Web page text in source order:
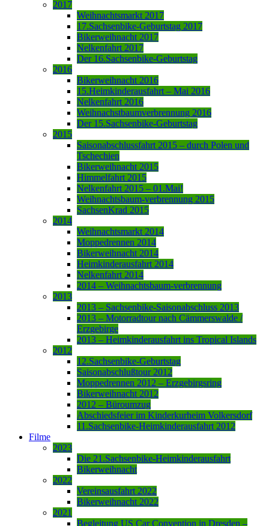
2017
Weihnachtsmarkt 2017
17.Sachsenbike-Geburtstag 2017
Bikerweihnacht 2017
Nelkenfahrt 2017
Der 16.Sachsenbike-Geburtstag
2016
Bikerweihnacht 2016
15.Heimkinderausfahrt – Mai 2016
Nelkenfahrt 2016
Weihnachstbaumverbrennung 2016
Der 15.Sachsenbike-Geburtstag
2015
Saisonabschlussfahrt 2015 – durch Polen und
Tschechien
Bikerweihnacht 2015
Himmelfahrt 2015
Nelkenfahrt 2015 – 01.Mai!
Weihnachtsbaum-verbrennung 2015
SachsenKrad 2015
2014
Weihnachtsmarkt 2014
Moppedrennen 2014
Bikerweihnacht 2014
Heimkinderausfahrt 2014
Nelkenfahrt 2014
2014 – Weihnachtsbaum-verbrennung
2013
2013 – Sachsenbike-Saisonabschluss 2013
2013 – Motorradtour nach Cämmerswalde /
Erzgebirge
2013 – Heimkinderausfahrt ins Tropical Islands
2012
12.Sachsenbike-Geburtstag
Saisonabschlußtour 2012
Moppedrennen 2012 – Erzgebirgsring
Bikerweihnacht 2012
2012 – Büroumzug
Abschiedsfeier im Kinderkurheim Volkersdorf
11.Sachsenbike-Heimkinderausfahrt 2012
Filme
2023
Die 21.Sachsenbike-Heimkinderausfahrt
Bikerweihnacht
2022
Vereinsausfahrt 2022
Bikerweihnacht 2022
2021
Begleitung US Car Convention in Dresden –